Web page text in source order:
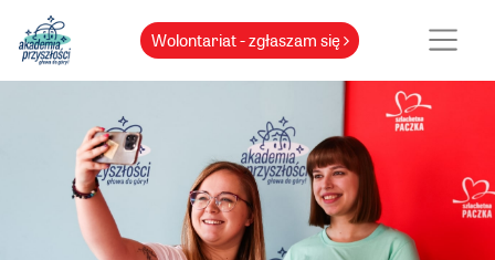
Wolontariat - zgłaszam się